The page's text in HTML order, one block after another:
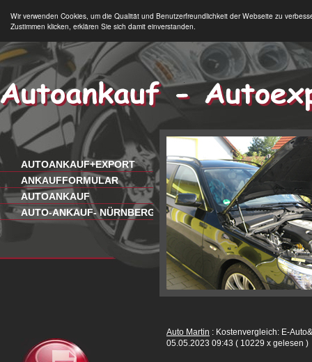
Wir verwenden Cookies, um die Qualität und Benutzerfreundlichkeit der Webseite zu
Zustimmen klicken, erklären Sie sich damit einverstanden.
AUTOANKAUF+EXPORT
ANKAUFFORMULAR
AUTOANKAUF
AUTO-ANKAUF- NÜRNBERG
Auto Martin : Kostenvergleich: E-
05.05.2023 09:43 ( 10229 x gelesen )